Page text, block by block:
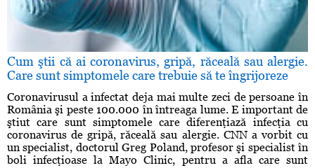
Cum ştii că ai coronavirus, gripă, răceală sau alergie.
Care sunt simptomele care trebuie să te îngrijoreze
Coronavirusul a infectat deja mai multe zeci de persoane în
România şi peste 100.000 în întreaga lume. E important de
ştiut care sunt simptomele care diferenţiază infecţia cu
coronavirus de gripă, răceală sau alergie. CNN a vorbit cu
un specialist, doctorul Greg Poland, profesor şi specialist în
boli infecţioase la Mayo Clinic, pentru a afla care sunt